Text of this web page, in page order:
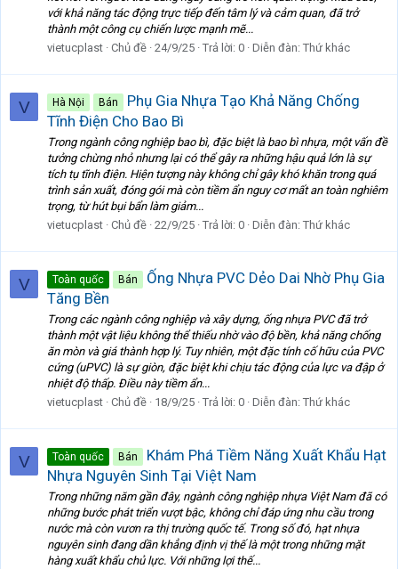
với khả năng tác động trực tiếp đến tâm lý và cảm quan, đã trở
thành một công cụ chiến lược mạnh mẽ...
vietucplast Chủ đề 24/9/25 Trả lời: 0 Diễn đàn: Thứ khác
V Hà Nội Bán
Phụ Gia Nhựa Tạo Khả Năng Chống
Tĩnh Điện Cho Bao Bì
Trong ngành công nghiệp bao bì, đặc biệt là bao bì nhựa, một vấn đề
tưởng chừng nhỏ nhưng lại có thể gây ra những hậu quả lớn là sự
tích tụ tĩnh điện. Hiện tượng này không chỉ gây khó khăn trong quá
trình sản xuất, đóng gói mà còn tiềm ẩn nguy cơ mất an toàn nghiêm
trọng, từ hút bụi bẩn làm giảm...
vietucplast Chủ đề 22/9/25 Trả lời: 0 Diễn đàn: Thứ khác
V Toàn quốc Bán
Ống Nhựa PVC Dẻo Dai Nhờ Phụ Gia
Tăng Bền
Trong các ngành công nghiệp và xây dựng, ống nhựa PVC đã trở
thành một vật liệu không thể thiếu nhờ vào độ bền, khả năng chống
ăn mòn và giá thành hợp lý. Tuy nhiên, một đặc tính cố hữu của PVC
cứng (uPVC) là sự giòn, đặc biệt khi chịu tác động của lực va đập ở
nhiệt độ thấp. Điều này tiềm ẩn...
vietucplast Chủ đề 18/9/25 Trả lời: 0 Diễn đàn: Thứ khác
V Toàn quốc Bán
Khám Phá Tiềm Năng Xuất Khẩu Hạt
Nhựa Nguyên Sinh Tại Việt Nam
Trong những năm gần đây, ngành công nghiệp nhựa Việt Nam đã có
những bước phát triển vượt bậc, không chỉ đáp ứng nhu cầu trong
nước mà còn vươn ra thị trường quốc tế. Trong số đó, hạt nhựa
nguyên sinh đang dần khẳng định vị thế là một trong những mặt
hàng xuất khẩu chủ lực. Với những lợi thế...